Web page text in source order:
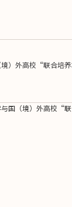
境）外高校“联合培
国（境）外高校“